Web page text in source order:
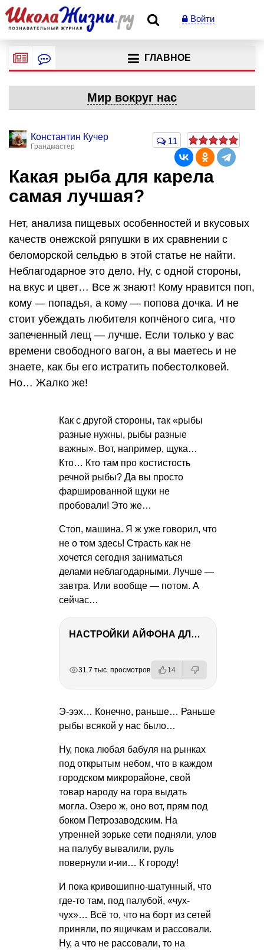
Войти
ГЛАВНОЕ
Мир вокруг нас
Константин Кучер
Грандмастер
11
Какая рыба для карела
самая лучшая?
Нет, анализа пищевых особенностей и вкусовых
качеств онежской ряпушки в их сравнении с
беломорской сельдью в этой статье не найти.
Неблагодарное это дело. Ну, с одной стороны,
на вкус и цвет… Все ж знают! Кому нравится поп,
кому — попадья, а кому — попова дочка. И не
стоит убеждать любителя копчёного сига, что
запеченный лещ — лучше. Если только у вас
времени свободного вагон, а вы маетесь и не
знаете, как бы его истратить побестолковей.
Но… Жалко же!
Как с другой стороны, так «рыбы
разные нужны, рыбы разные
важны». Вот, например, щука…
Кто… Кто там про костистость
речной рыбы? Да вы просто
фаршированной щуки не
пробовали! Это же…
Стоп, машина. Я ж уже говорил, что
не о том здесь! Страсть как не
хочется сегодня заниматься
делами неблагодарными. Лучше —
завтра. Или вообще — потом. А
сейчас…
НАСТРОЙКИ АЙФОНА ДЛЯ ФОТО И ВИДЕО
31.7 тыс. просмотров 14
Э-ээх… Конечно, раньше… Раньше
рыбы всякой у нас было…
Ну, пока любая бабуля на рынках
под открытым небом, что в каждом
городском микрорайоне, свой
товар народу на гора выдать
могла. Озеро ж, оно вот, прям под
боком Петрозаводским. На
утренней зорьке сети подняли, улов
на палубу вывалили, руль
повернули и-ии… К городу!
И пока кривошипно-шатунный, что
где-то там, под палубой, «чух-
чух»… Всё то, что на борт из сетей
приняли, по ящичкам и рассовали.
Ну, а что не рассовали, то на